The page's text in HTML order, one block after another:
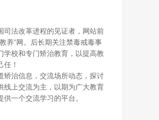
法改革进程的见证者，网站前
养”网。后长期关注禁毒戒毒事
学校和专门矫治教育，以提高教
任！
治信息，交流场所动态，探讨
线上交流为主，以期为广大教育
供一个交流学习的平台。